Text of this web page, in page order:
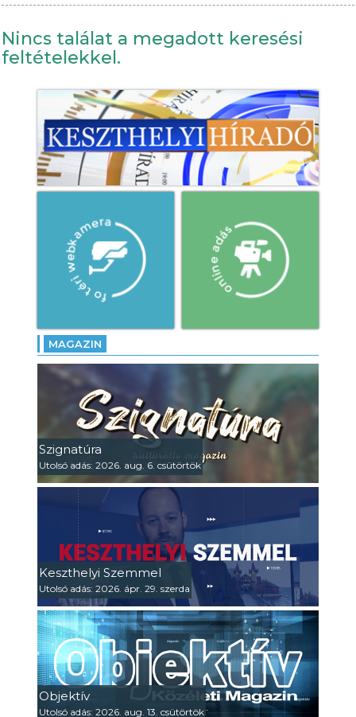
Nincs találat a megadott keresési
feltételekkel.
MAGAZIN
Szignatúra
Utolsó adás: 2026. aug. 6. csütörtök
Keszthelyi Szemmel
Utolsó adás: 2026. ápr. 29. szerda
Objektív
Utolsó adás: 2026. aug. 13. csütörtök